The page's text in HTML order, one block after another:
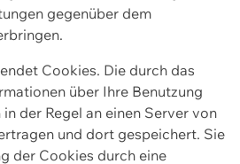
gegenüber dem
Cookies. Die durch das
über Ihre Benutzung
der Regel an einen Server von
und dort gespeichert. Sie
der Cookies durch eine